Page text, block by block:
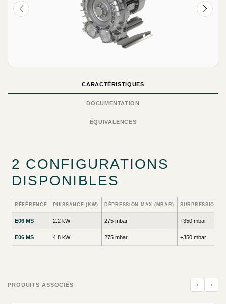
CARACTÉRISTIQUES
DOCUMENTATION
ÉQUIVALENCES
2 CONFIGURATIONS
DISPONIBLES
RÉFÉRENCE PUISSANCE (KW) DÉPRESSION MAX (MBAR) SURPRESSION
E06 MS 2.2 kW 275 mbar +350 mbar
E06 MS 4.8 kW 275 mbar +350 mbar
PRODUITS ASSOCIÉS ‹ ›